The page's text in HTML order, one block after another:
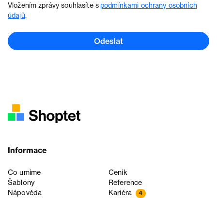
Vložením zprávy souhlasíte spodmínkami ochrany osobních
údajů.
Odeslat
Informace
Co umíme
Ceník
Šablony
Reference
Nápověda
Kariéra 4